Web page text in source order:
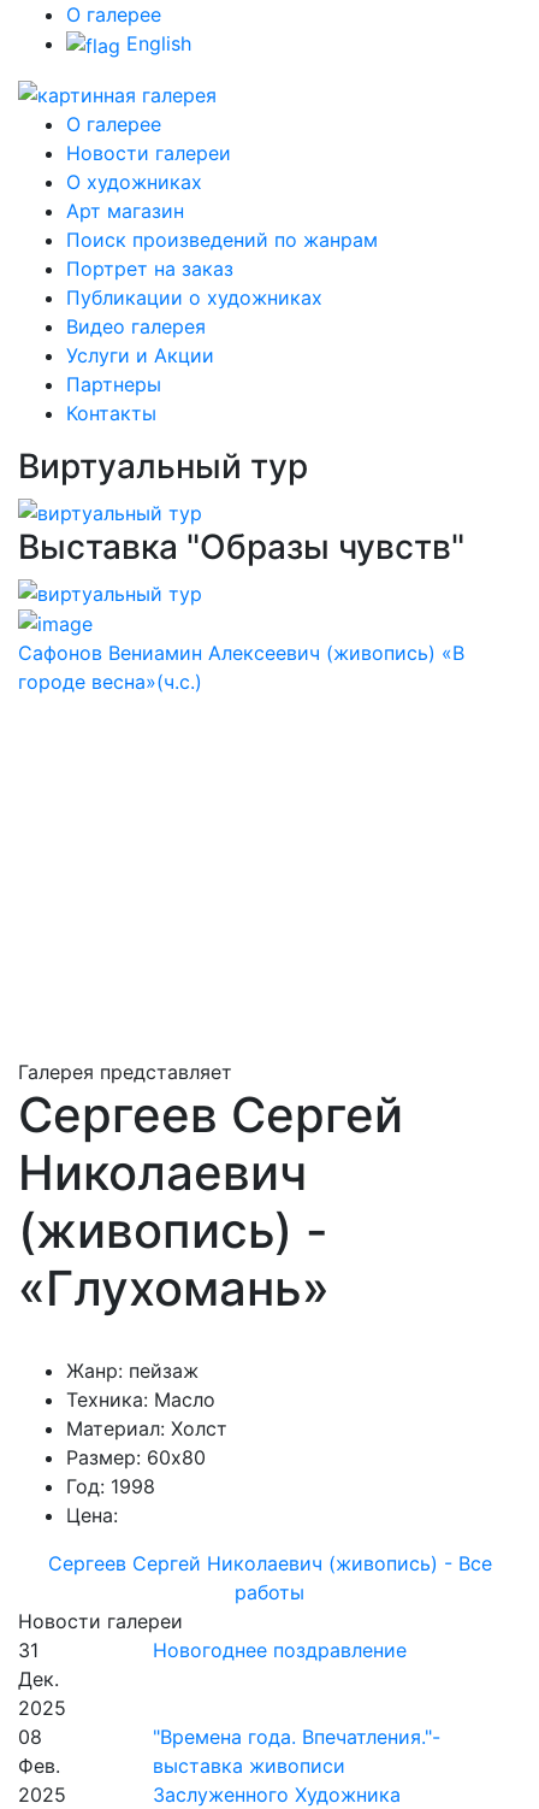
О галерее
English
О галерее
Новости галереи
О художниках
Арт магазин
Поиск произведений по жанрам
Портрет на заказ
Публикации о художниках
Видео галерея
Услуги и Акции
Партнеры
Контакты
Виртуальный тур
Выставка "Образы чувств"
Сафонов Вениамин Алексеевич (живопись) «В
городе весна»(ч.с.)
Галерея представляет
Сергеев Сергей
Николаевич
(живопись) -
«Глухомань»
Жанр: пейзаж
Техника: Масло
Материал: Холст
Размер: 60х80
Год: 1998
Цена:
Сергеев Сергей Николаевич (живопись) - Все
работы
Новости галереи
31
Дек.
2025
Новогоднее поздравление
08
Фев.
2025
"Времена года. Впечатления."-
выставка живописи
Заслуженного Художника